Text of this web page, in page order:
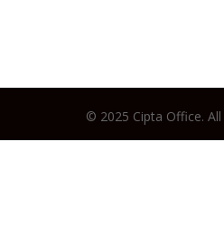
© 2025 Cipta Office. All